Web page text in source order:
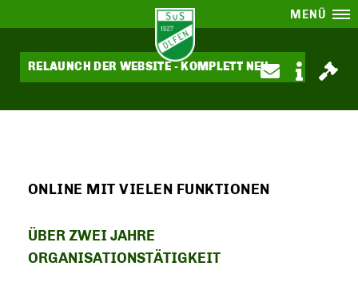
MENÜ
RELAUNCH DER WEBSITE - KOMPLETT NEU
ONLINE MIT VIELEN FUNKTIONEN
ÜBER ZWEI JAHRE
ORGANISATIONSTÄTIGKEIT